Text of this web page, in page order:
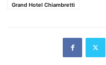
Grand Hotel Chiambretti